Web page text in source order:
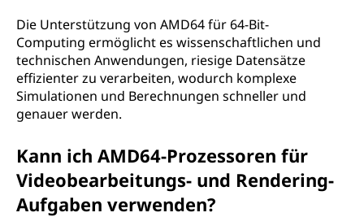
Die Unterstützung von AMD64 für 64-Bit-
Computing ermöglicht es wissenschaftlichen und
technischen Anwendungen, riesige Datensätze
effizienter zu verarbeiten, wodurch komplexe
Simulationen und Berechnungen schneller und
genauer werden.
Kann ich AMD64-Prozessoren für
Videobearbeitungs- und Rendering-
Aufgaben verwenden?